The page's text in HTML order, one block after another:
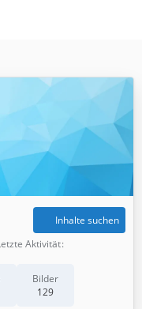
Bilder
129
Inhalte suchen
Aktivität